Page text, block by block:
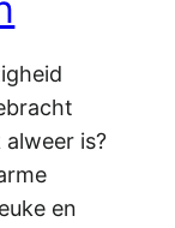
alweer is?
en